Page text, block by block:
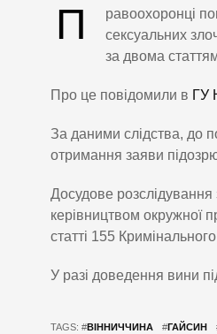
П
равоохоронці
сексуальних
за двома
Про це повідомили в ГУ
За даними слідства, до
отримання заяви
Досудове розслідування
керівництвом окружної
статті 155
У разі доведення вини
TAGS: #ВІННИЧЧИНА #ГАЙСИН